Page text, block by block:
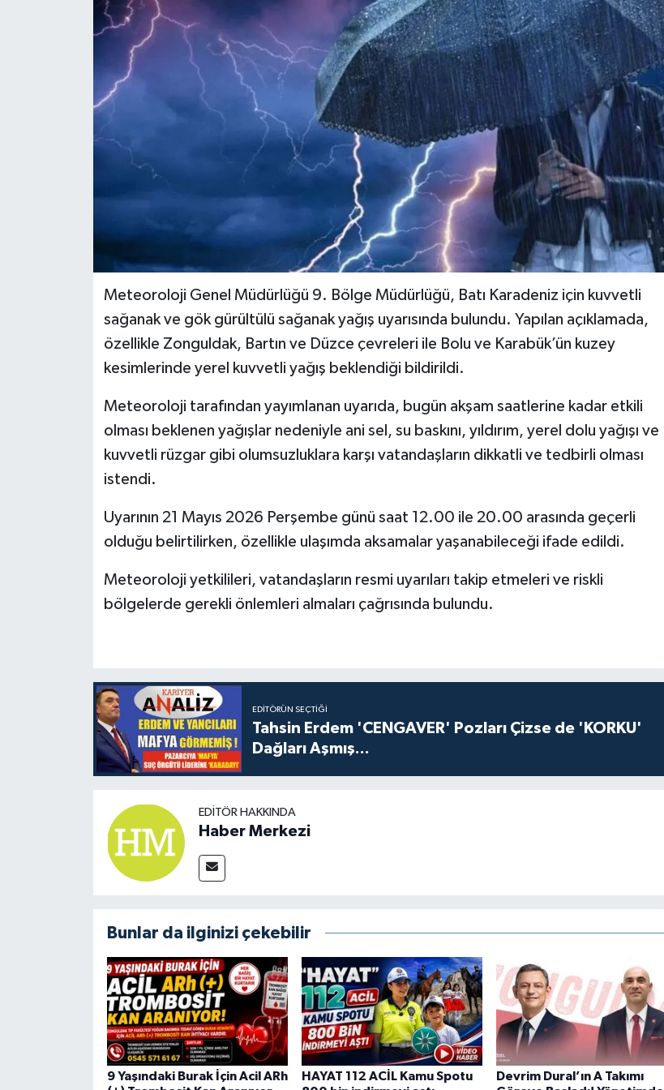
Meteoroloji Genel Müdürlüğü 9. Bölge Müdürlüğü, Batı Karadeniz için kuvvetli
sağanak ve gök gürültülü sağanak yağış uyarısında bulundu. Yapılan açıklamada,
özellikle Zonguldak, Bartın ve Düzce çevreleri ile Bolu ve Karabük’ün kuzey
kesimlerinde yerel kuvvetli yağış beklendiği bildirildi.
Meteoroloji tarafından yayımlanan uyarıda, bugün akşam saatlerine kadar etkili
olması beklenen yağışlar nedeniyle ani sel, su baskını, yıldırım, yerel dolu yağışı ve
kuvvetli rüzgar gibi olumsuzluklara karşı vatandaşların dikkatli ve tedbirli olması
istendi.
Uyarının 21 Mayıs 2026 Perşembe günü saat 12.00 ile 20.00 arasında geçerli
olduğu belirtilirken, özellikle ulaşımda aksamalar yaşanabileceği ifade edildi.
Meteoroloji yetkilileri, vatandaşların resmi uyarıları takip etmeleri ve riskli
bölgelerde gerekli önlemleri almaları çağrısında bulundu.
EDITÖRÜN SEÇTIĞI
Tahsin Erdem 'CENGAVER' Pozları Çizse de 'KORKU'
Dağları Aşmış...
EDITÖR HAKKINDA
Haber Merkezi
Bunlar da ilginizi çekebilir
9 Yaşındaki Burak İçin Acil ARh
HAYAT 112 ACİL Kamu Spotu
Devrim Dural’ın A Takımı
Dergim